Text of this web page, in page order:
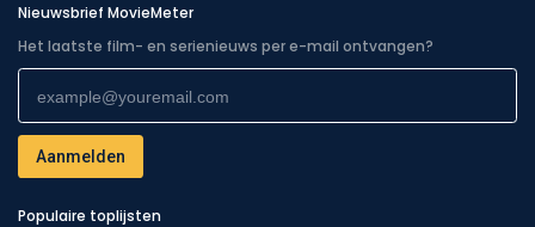
Nieuwsbrief MovieMeter
Het laatste film- en serienieuws per e-mail ontvangen?
Populaire toplijsten